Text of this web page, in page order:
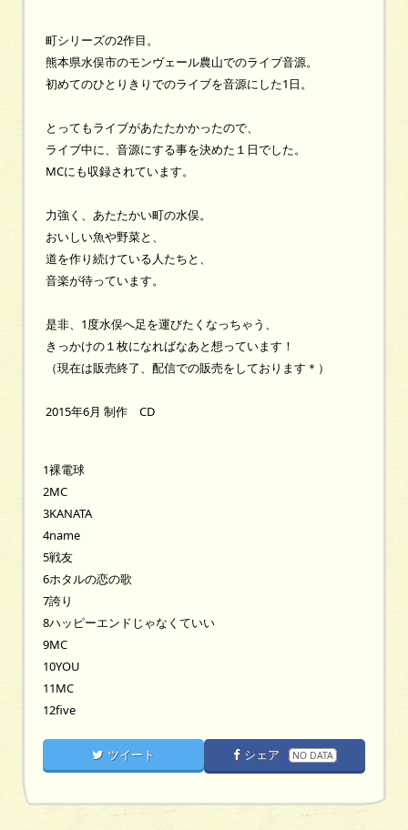
町シリーズの2作目。
熊本県水俣市のモンヴェール農山でのライブ音源。
初めてのひとりきりでのライブを音源にした1日。
とってもライブがあたたかかったので、
ライブ中に、音源にする事を決めた１日でした。
MCにも収録されています。
力強く、あたたかい町の水俣。
おいしい魚や野菜と、
道を作り続けている人たちと、
音楽が待っています。
是非、1度水俣へ足を運びたくなっちゃう、
きっかけの１枚になればなあと想っています！
（現在は販売終了、配信での販売をしております＊）
2015年6月 制作 CD
1裸電球
2MC
3KANATA
4name
5戦友
6ホタルの恋の歌
7誇り
8ハッピーエンドじゃなくていい
9MC
10YOU
11MC
12five
ツイート シェア NO DATA